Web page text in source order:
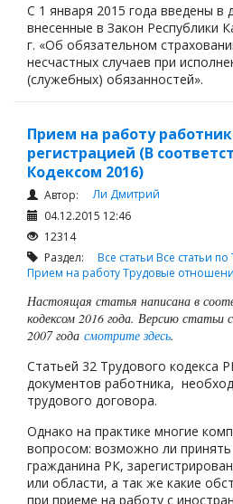
С 1 января 2015 года введены в
внесенные в Закон Республики
г. «Об обязательном
несчастных случаев при
(служебных) обязанностей».
Прием на работу
регистрацией (В
Кодексом 2016)
Автор:
Ли Дмитрий
04.12.2015 12:46
12314
Раздел: Все статьи Все статьи
Прием на работуТрудовые
Настоящая статья написана в
кодексом 2016 года. Версию статьи
2007 года смотрите здесь.
Статьей 32 Трудового кодекса
документов работника,
трудового договора.
Однако на практике многие
вопросом: возможно ли
гражданина РК,
или области, а так же какие
при приеме на работу с